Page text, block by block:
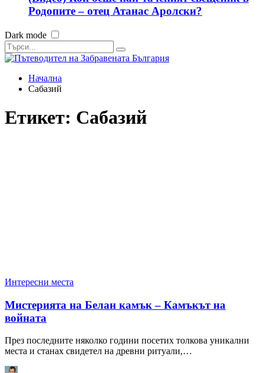
Родопите – отец Атанас Аролски?
Dark mode
Начална
Сабазий
Етикет: Сабазий
Интересни места
Мистерията на Белан камък – Камъкът на
войната
През последните няколко години посетих толкова уникални
места и станах свидетел на древни ритуали,…